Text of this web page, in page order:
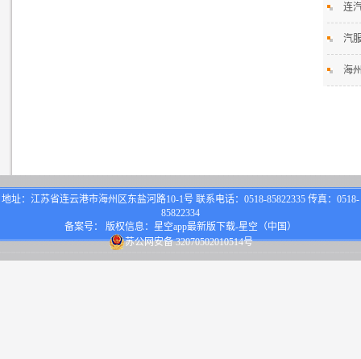
连
汽
海
地址：江苏省连云港市海州区东盐河路10-1号 联系电话：0518-85822335 传真：0518-
85822334
备案号： 版权信息：星空app最新版下载-星空（中国）
苏公网安备 32070502010514号